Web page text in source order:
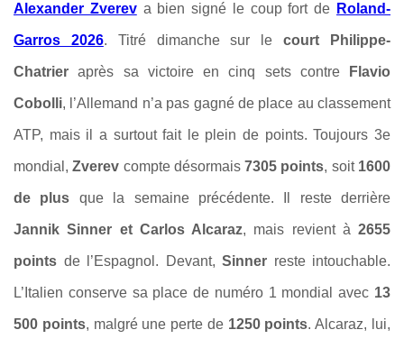
Alexander Zvereva bien signé le coup fort de Roland-
Garros 2026. Titré dimanche sur lecourt Philippe-
Chatrier après sa victoire en cinq sets contre Flavio
Cobolli, l’Allemand n’a pas gagné de place au classement
ATP, mais il a surtout fait le plein de points. Toujours 3e
mondial,Zverev compte désormais7305 points, soit 1600
de plus que la semaine précédente. Il reste derrière
Jannik Sinner et Carlos Alcaraz, mais revient à 2655
points de l’Espagnol. Devant, Sinner reste intouchable.
L’Italien conserve sa place de numéro 1 mondial avec 13
500 points, malgré une perte de 1250 points. Alcaraz, lui,